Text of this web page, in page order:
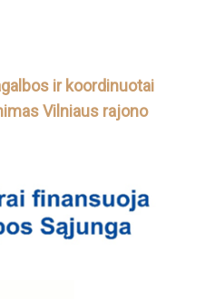
ir koordinuotai
Vilniaus rajono